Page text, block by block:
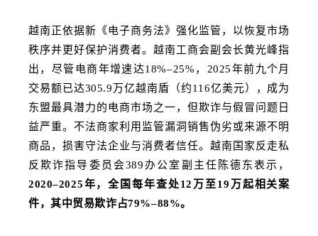
越南正依据新《电子商务法》强化监管，以恢复市场
秩序并更好保护消费者。越南工商会副会长黄光峰指
出，尽管电商年增速达18%–25%，2025年前九个月
交易额已达305.9万亿越南盾（约116亿美元），成为
东盟最具潜力的电商市场之一，但欺诈与假冒问题日
益严重。不法商家利用监管漏洞销售伪劣或来源不明
商品，损害守法企业与消费者信任。越南国家反走私
反欺诈指导委员会389办公室副主任陈德东表示，
2020–2025年，全国每年查处12万至19万起相关案
件，其中贸易欺诈占79%–88%。